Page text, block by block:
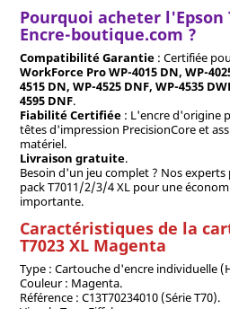
Pourquoi acheter l'Epson
Encre-boutique.com ?
Compatibilité Garantie: Certifiée
WorkForce Pro WP-4015 DN, WP-
4515 DN, WP-4525 DNF, WP-4535
4595 DNF.
Fiabilité Certifiée: L'encre d'origine
têtes d'impression PrecisionCore et
matériel.
Livraison gratuite.
Besoin d'un jeu complet ? Nos
pack T7011/2/3/4 XL pour une
importante.
Caractéristiques de la
T7023 XL Magenta
Type : Cartouche d'encre individuelle
Couleur : Magenta.
Référence : C13T70234010 (Série T70).